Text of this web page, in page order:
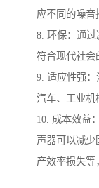
应不同的噪音
8. 环保：通过
符合现代社会
9. 适应性强
汽车、工业机
10. 成本效益
声器可以减少
产效率损失等